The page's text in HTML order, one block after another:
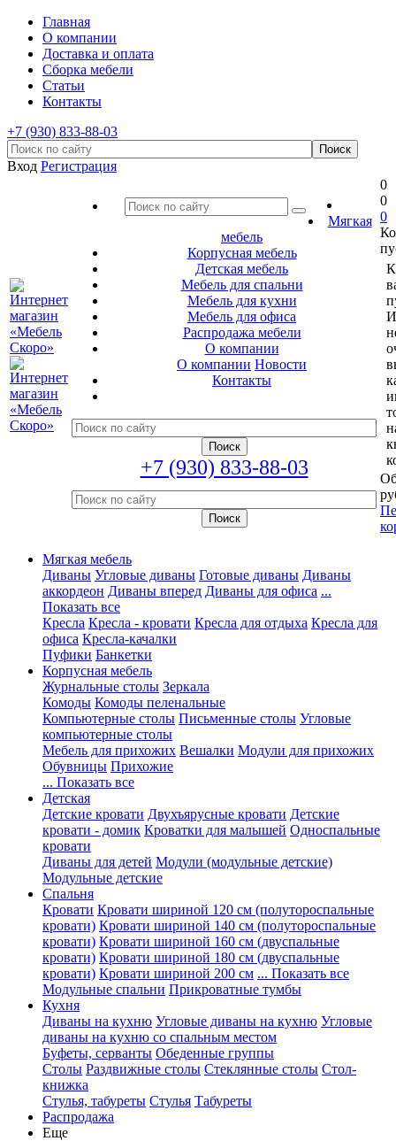
Главная
О компании
Доставка и оплата
Сборка мебели
Статьи
Контакты
+7 (930) 833-88-03
Вход Регистрация
Мягкая
мебель
Корпусная мебель
Детская мебель
Мебель для спальни
Мебель для кухни
Мебель для офиса
Распродажа мебели
О компании
О компании Новости
Контакты
+7 (930) 833-88-03
0
0
0
Мягкая мебель
Диваны Угловые диваны Готовые диваны Диваны
аккордеон Диваны вперед Диваны для офиса ...
Показать все
Кресла Кресла - кровати Кресла для отдыха Кресла для
офиса Кресла-качалки
Пуфики Банкетки
Корпусная мебель
Журнальные столы Зеркала
Комоды Комоды пеленальные
Компьютерные столы Письменные столы Угловые
компьютерные столы
Мебель для прихожих Вешалки Модули для прихожих
Обувницы Прихожие
... Показать все
Детская
Детские кровати Двухъярусные кровати Детские
кровати - домик Кроватки для малышей Односпальные
кровати
Диваны для детей Модули (модульные детские)
Модульные детские
Спальня
Кровати Кровати шириной 120 см (полутороспальные
кровати) Кровати шириной 140 см (полутороспальные
кровати) Кровати шириной 160 см (двуспальные
кровати) Кровати шириной 180 см (двуспальные
кровати) Кровати шириной 200 см ... Показать все
Модульные спальни Прикроватные тумбы
Кухня
Диваны на кухню Угловые диваны на кухню Угловые
диваны на кухню со спальным местом
Буфеты, серванты Обеденные группы
Столы Раздвижные столы Стеклянные столы Стол-
книжка
Стулья, табуреты Стулья Табуреты
Распродажа
Еще